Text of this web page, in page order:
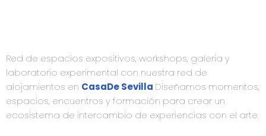
Red de espacios expositivos, workshops, galeria y
laboratorio experimental con nuestra red de
alojamientos en CasaDe Sevilla Diseñamos momentos,
espacios, encuentros y formación para crear un
ecosistema de intercambio de experiencias con el arte.